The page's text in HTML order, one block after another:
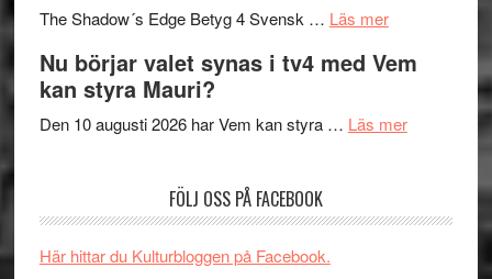
Artipelag
samtal
teater
The Shadow´s Edge Betyg 4 Svensk … Läs merom
The
´s
och
Nu börjar valet synas i tv4 med Vem
kan styra Mauri?
Den 10 augusti 2026 har Vem kan styra … Läs merom
synas
FÖLJ OSS PÅ FACEBOOK
Här hittar du Kulturbloggen på Facebook.